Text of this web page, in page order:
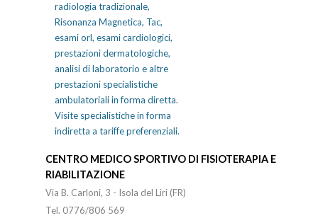
radiologia tradizionale,
Risonanza Magnetica, Tac,
esami orl, esami cardiologici,
prestazioni dermatologiche,
analisi di laboratorio e altre
prestazioni specialistiche
ambulatoriali in forma diretta.
Visite specialistiche in forma
indiretta a tariffe preferenziali.
CENTRO MEDICO SPORTIVO DI FISIOTERAPIA E
RIABILITAZIONE
Via B. Carloni, 3 - Isola del Liri (FR)
Tel. 0776/806 569